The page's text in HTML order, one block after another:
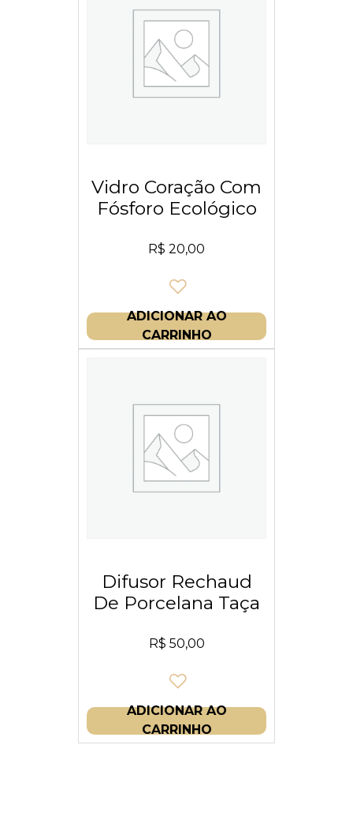
Vidro Coração Com
Fósforo Ecológico
R$ 20,00
ADICIONAR AO
CARRINHO
Difusor Rechaud
De Porcelana Taça
R$ 50,00
ADICIONAR AO
CARRINHO